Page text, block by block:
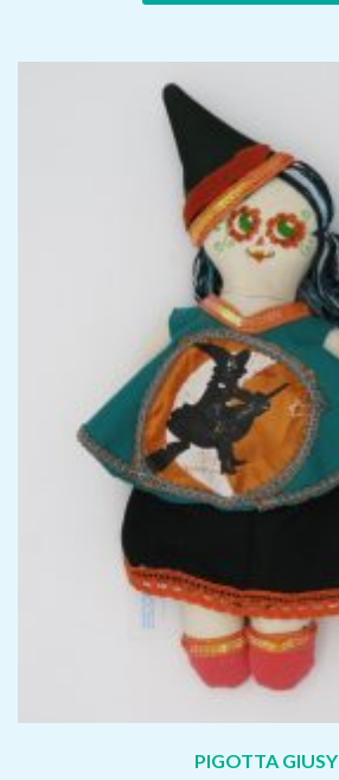
PIGOTTA GIUSY